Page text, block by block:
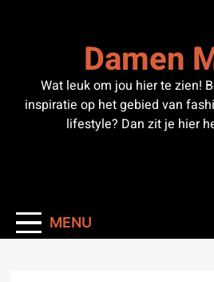
Damen
Wat leuk om jou hier te zien!
inspiratie op het gebied van
lifestyle? Dan zit je hier
MENU